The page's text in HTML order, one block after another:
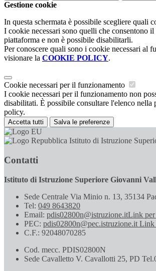
Gestione cookie
In questa schermata è possibile scegliere quali
I cookie necessari sono quelli che consentono
piattaforma e non è possibile disabilitarli.
Per conoscere quali sono i cookie necessari al
visionare la COOKIE POLICY.
Cookie necessari per il funzionamento
I cookie necessari per il funzionamento non
disabilitati. È possibile consultare l'elenco nella
policy.
Accetta tutti Salva le preferenze
Istituto di Istruzione
Contatti
Istituto di Istruzione Superiore Giovanni
Sede Centrale Via Minio n. 13, 35134
Tel: 049 8643820
Email: pdis02800n@istruzione.itLink per
PEC: pdis02800n@pec.istruzione.it Link
C.F.: 92048070285
Cod. mecc. PDIS02800N
Sede Cavalletto V. Cavallotti 25, PD